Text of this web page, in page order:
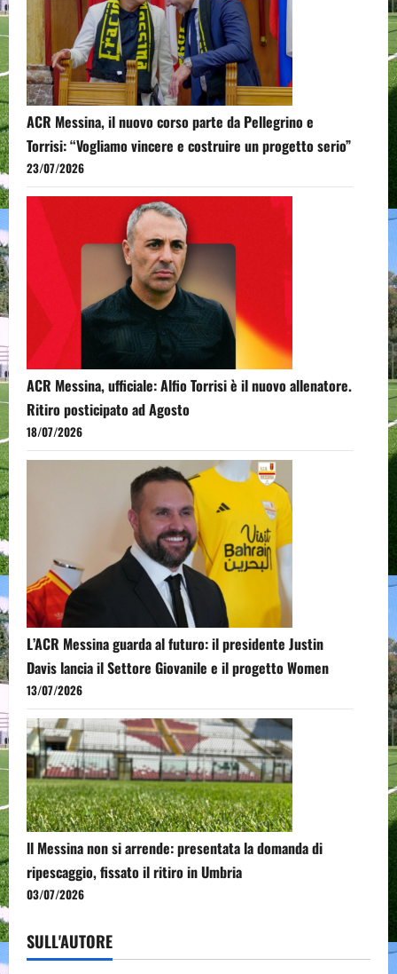
ACR Messina, il nuovo corso parte da Pellegrino e
Torrisi: “Vogliamo vincere e costruire un progetto serio”
23/07/2026
ACR Messina, ufficiale: Alfio Torrisi è il nuovo allenatore.
Ritiro posticipato ad Agosto
18/07/2026
L’ACR Messina guarda al futuro: il presidente Justin
Davis lancia il Settore Giovanile e il progetto Women
13/07/2026
ll Messina non si arrende: presentata la domanda di
ripescaggio, fissato il ritiro in Umbria
03/07/2026
SULL'AUTORE